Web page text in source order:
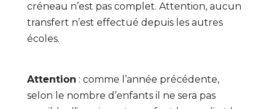
créneau n’est pas complet. Attention, aucun
transfert n’est effectué depuis les autres
écoles.
Attention : comme l’année précédente,
selon le nombre d’enfants il ne sera pas